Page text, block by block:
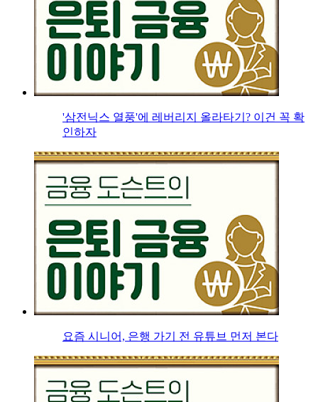
'삼전닉스 열풍'에 레버리지 올라타기? 이건 꼭 확
인하자
요즘 시니어, 은행 가기 전 유튜브 먼저 본다